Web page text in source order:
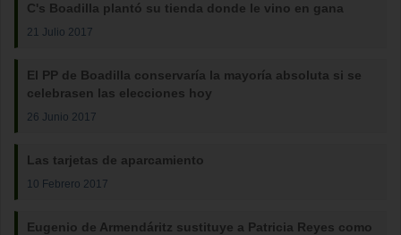
C's Boadilla plantó su tienda donde le vino en gana
21 Julio 2017
El PP de Boadilla conservaría la mayoría absoluta si se
celebrasen las elecciones hoy
26 Junio 2017
Las tarjetas de aparcamiento
10 Febrero 2017
Eugenio de Armendáritz sustituye a Patricia Reyes como